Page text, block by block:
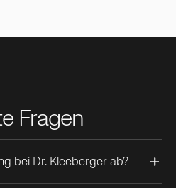
Fragen
bei Dr. Kleeberger ab?